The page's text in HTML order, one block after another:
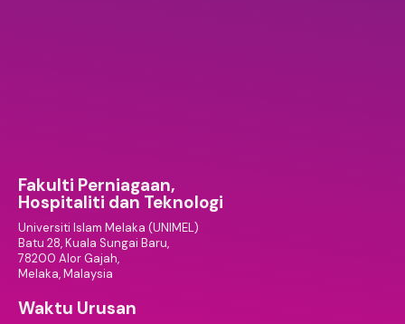
Fakulti Perniagaan,
Hospitaliti dan Teknologi
Universiti Islam Melaka (UNIMEL)
Batu 28, Kuala Sungai Baru,
78200 Alor Gajah,
Melaka, Malaysia
Waktu Urusan